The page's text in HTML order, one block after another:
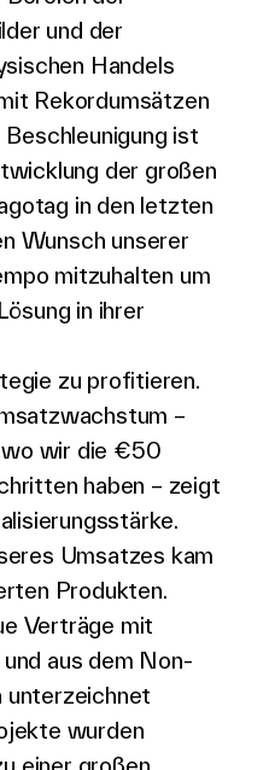
und der
Handels
Rekordumsätzen
ist
der großen
in den letzten
Wunsch unserer
mitzuhalten um
in ihrer
zu profitieren.
–
wo wir die €50
haben – zeigt
Umsatzes kam
Produkten.
Verträge mit
aus dem Non-
unterzeichnet
wurden